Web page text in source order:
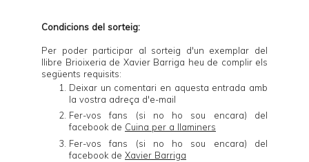
Condicions del sorteig:
Per poder participar al sorteig d'un exemplar del
llibre Brioixeria de Xavier Barriga heu de complir els
següents requisits:
Deixar un comentari en aquesta entrada amb
la vostra adreça d'e-mail
Fer-vos fans (si no ho sou encara) del
facebook de Cuina per a llaminers
Fer-vos fans (si no ho sou encara) del
facebook de Xavier Barriga